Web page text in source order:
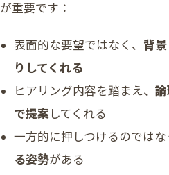
が重要です：
表面的な要望ではなく、 背
りしてくれる
ヒアリング内容を踏まえ、
で提案 してくれる
一方的に押しつけるのではな
る姿勢がある